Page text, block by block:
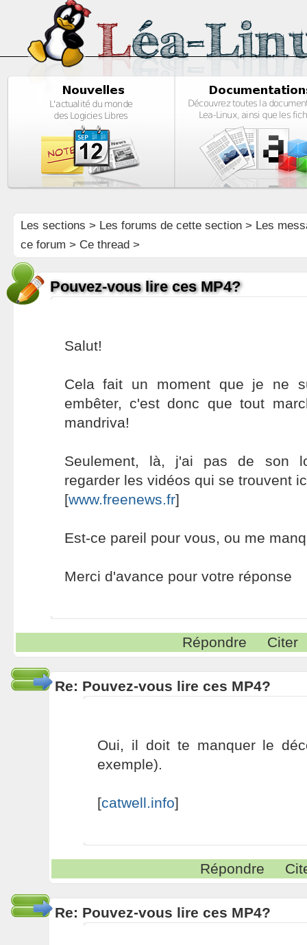
Les sections > Les forums de cette section> Les
ce forum > Ce thread >
Pouvez-vous lire ces MP4?
Salut!
Cela fait un moment que je ne
embêter, c'est donc que tout
mandriva!
Seulement, là, j'ai pas de son
regarder les vidéos qui se trouvent
[www.freenews.fr]
Est-ce pareil pour vous, ou me
Merci d'avance pour votre réponse
Répondre Citer
Re: Pouvez-vous lire ces MP4?
Oui, il doit te manquer le
exemple).
[catwell.info]
Répondre
Re: Pouvez-vous lire ces MP4?